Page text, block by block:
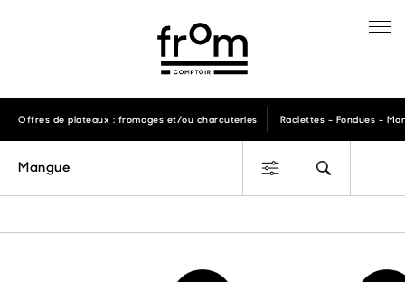
Offres de plateaux : fromages et/ou charcuteries Raclettes – Fondues –
Mangue